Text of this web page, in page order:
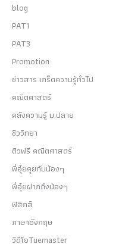
blog
PAT1
PAT3
Promotion
ข่าวสาร เกร็ดความรู้ทั่วไป
คณิตศาสตร์
คลังความรู้ ม.ปลาย
ชีววิทยา
ติวฟรี คณิตศาสตร์
พี่อุ๋ยคุยกับน้องๆ
พี่อุ๋ยฝากถึงน้องๆ
ฟิสิกส์
ภาษาอังกฤษ
วีดีโอTuemaster